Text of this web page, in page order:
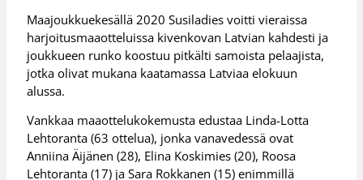
Maajoukkuekesällä 2020 Susiladies voitti vieraissa
harjoitusmaaotteluissa kivenkovan Latvian kahdesti ja
joukkueen runko koostuu pitkälti samoista pelaajista,
jotka olivat mukana kaatamassa Latviaa elokuun
alussa.
Vankkaa maaottelukokemusta edustaa Linda-Lotta
Lehtoranta (63 ottelua), jonka vanavedessä ovat
Anniina Äijänen (28), Elina Koskimies (20), Roosa
Lehtoranta (17) ja Sara Rokkanen (15) enimmillä